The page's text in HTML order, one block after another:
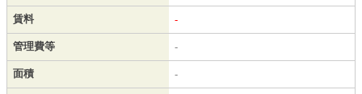
賃料 -
管理費等 -
面積 -